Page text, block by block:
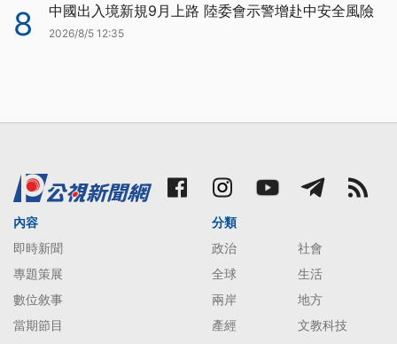
8 中國出入境新規9月上路 陸委會示警增赴中安全風險
2026/8/5 12:35
內容
即時新聞
專題策展
數位敘事
當期節目
分類
政治
社會
全球
生活
兩岸
地方
產經
文教科技